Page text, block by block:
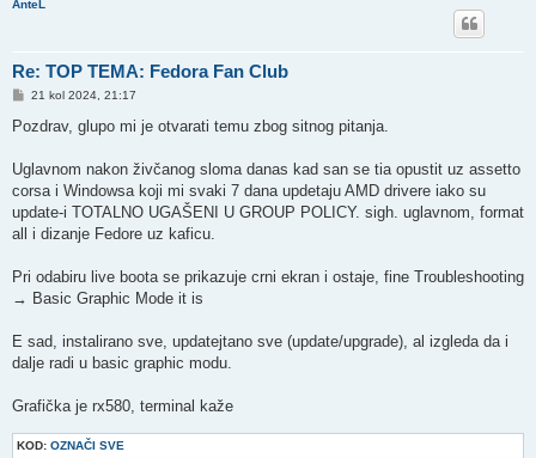
AnteL
Re: TOP TEMA: Fedora Fan Club
P
s
21 kol 2024, 21:17
Pozdrav, glupo mi je otvarati temu zbog sitnog pitanja.
Uglavnom nakon živčanog sloma danas kad san se tia opustit uz assetto
corsa i Windowsa koji mi svaki 7 dana updetaju AMD drivere iako su
update-i TOTALNO UGAŠENI U GROUP POLICY. sigh. uglavnom, format
all i dizanje Fedore uz kaficu.
Pri odabiru live boota se prikazuje crni ekran i ostaje, fine Troubleshooting
→ Basic Graphic Mode it is
E sad, instalirano sve, updatejtano sve (update/upgrade), al izgleda da i
dalje radi u basic graphic modu.
Grafička je rx580, terminal kaže
KOD: OZNAČI SVE